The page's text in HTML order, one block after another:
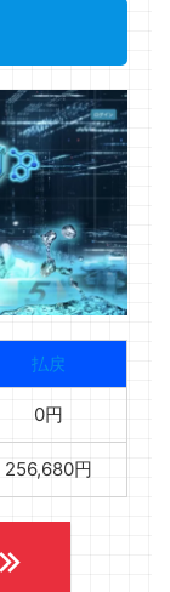
払戻
0円
256,680円